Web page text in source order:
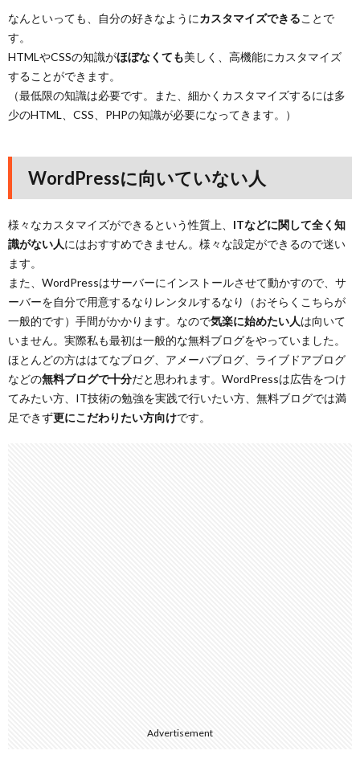
なんといっても、自分の好きなようにカスタマイズできることで
す。
HTMLやCSSの知識がほぼなくても美しく、高機能にカスタマイズ
することができます。
（最低限の知識は必要です。また、細かくカスタマイズするには多
少のHTML、CSS、PHPの知識が必要になってきます。）
WordPressに向いていない人
様々なカスタマイズができるという性質上、 ITなどに関して全く知
識がない人にはおすすめできません。様々な設定ができるので迷い
ます。
また、WordPressはサーバーにインストールさせて動かすので、サ
ーバーを自分で用意するなりレンタルするなり（おそらくこちらが
一般的です）手間がかかります。なので気楽に始めたい人は向いて
いません。実際私も最初は一般的な無料ブログをやっていました。
ほとんどの方ははてなブログ、アメーバブログ、ライブドアブログ
などの無料ブログで十分だと思われます。WordPressは広告をつけ
てみたい方、IT技術の勉強を実践で行いたい方、無料ブログでは満
足できず更にこだわりたい方向けです。
Advertisement